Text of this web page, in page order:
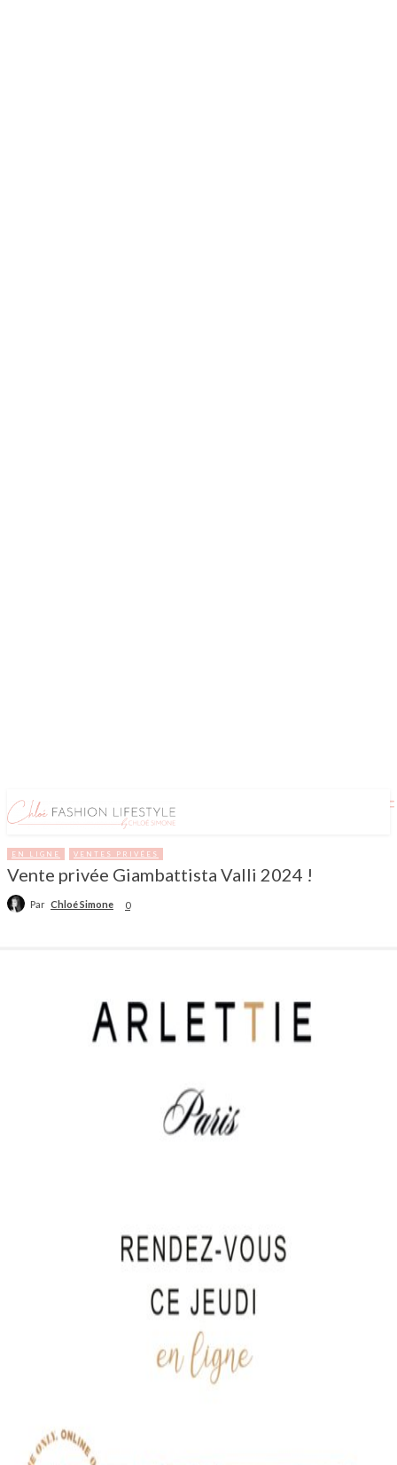
EN LIGNE VENTES PRIVÉES
Vente privée Giambattista Valli 2024 !
Par Chloé Simone 0